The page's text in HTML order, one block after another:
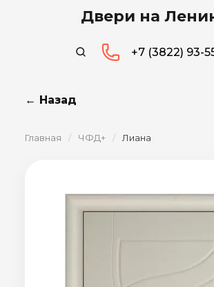
Двери на
+7 (3822) 93-
← Назад
Главная / ЧФД+ / Лиана